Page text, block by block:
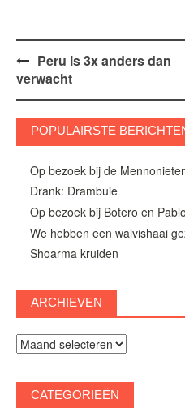
Bericht
navigatie
Peru is 3x anders dan
verwacht
POPULAIRSTE
Op bezoek bij de
Drank: Drambuie
Op bezoek bij Botero en
We hebben een walvishaai
Shoarma kruiden
ARCHIEVEN
Archieven
CATEGORIEËN